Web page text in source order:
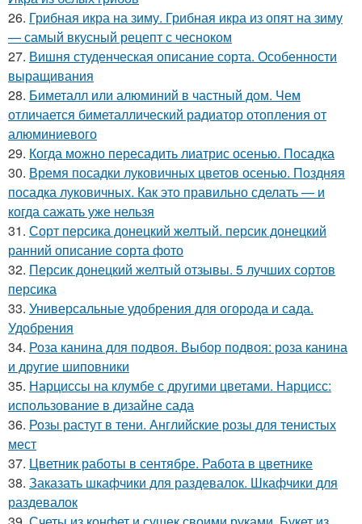
26. Грибная икра на зиму. Грибная икра из опят на зиму
— самый вкусный рецепт с чесноком
27. Вишня студенческая описание сорта. Особенности
выращивания
28. Биметалл или алюминий в частный дом. Чем
отличается биметаллический радиатор отопления от
алюминиевого
29. Когда можно пересадить лиатрис осенью. Посадка
30. Время посадки луковичных цветов осенью. Поздняя
посадка луковичных. Как это правильно сделать — и
когда сажать уже нельзя
31. Сорт персика донецкий желтый. персик донецкий
ранний описание сорта фото
32. Персик донецкий желтый отзывы. 5 лучших сортов
персика
33. Универсальные удобрения для огорода и сада.
Удобрения
34. Роза канина для подвоя. Выбор подвоя: роза канина
и другие шиповники
35. Нарциссы на клумбе с другими цветами. Нарцисс:
использование в дизайне сада
36. Розы растут в тени. Английские розы для тенистых
мест
37. Цветник работы в сентябре. Работа в цветнике
38. Заказать шкафчики для раздевалок. Шкафчики для
раздевалок